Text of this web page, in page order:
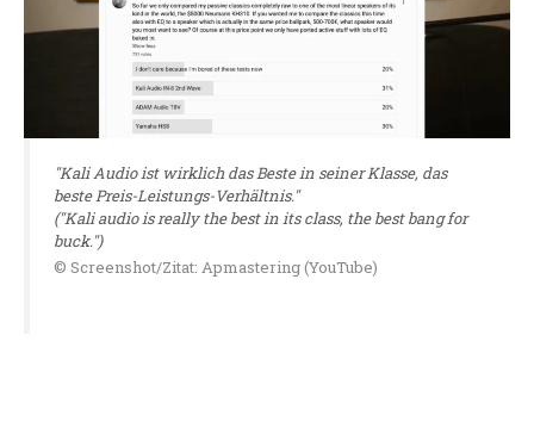
"Kali Audio ist wirklich das Beste in seiner Klasse, das
beste Preis-Leistungs-Verhältnis."
("Kali audio is really the best in its class, the best bang for
buck.")
© Screenshot/Zitat: Apmastering (YouTube)